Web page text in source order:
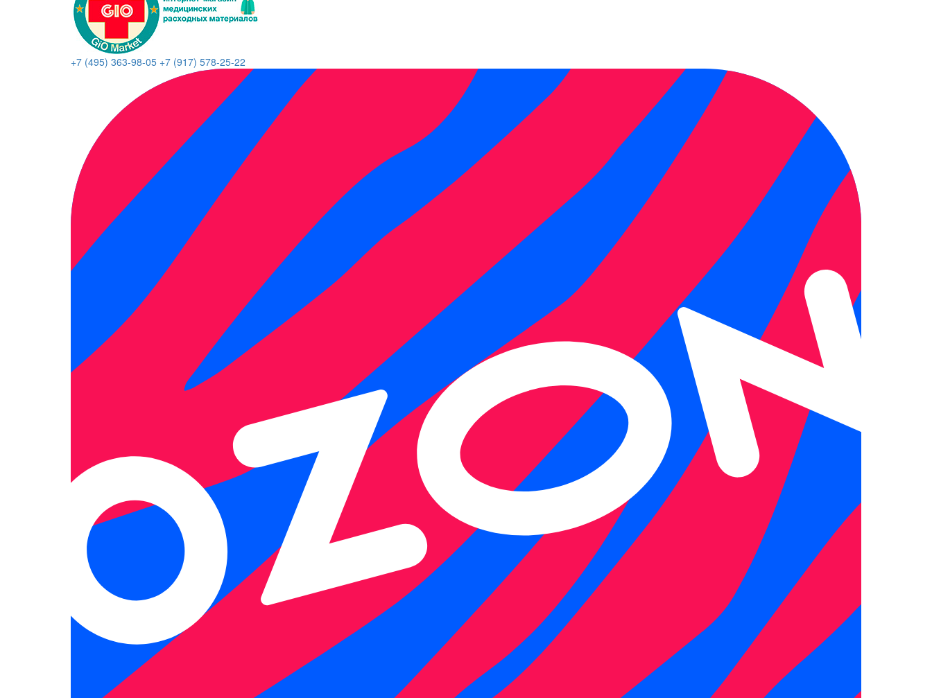
+7 (495) 363-98-05 +7 (917) 578-25-22